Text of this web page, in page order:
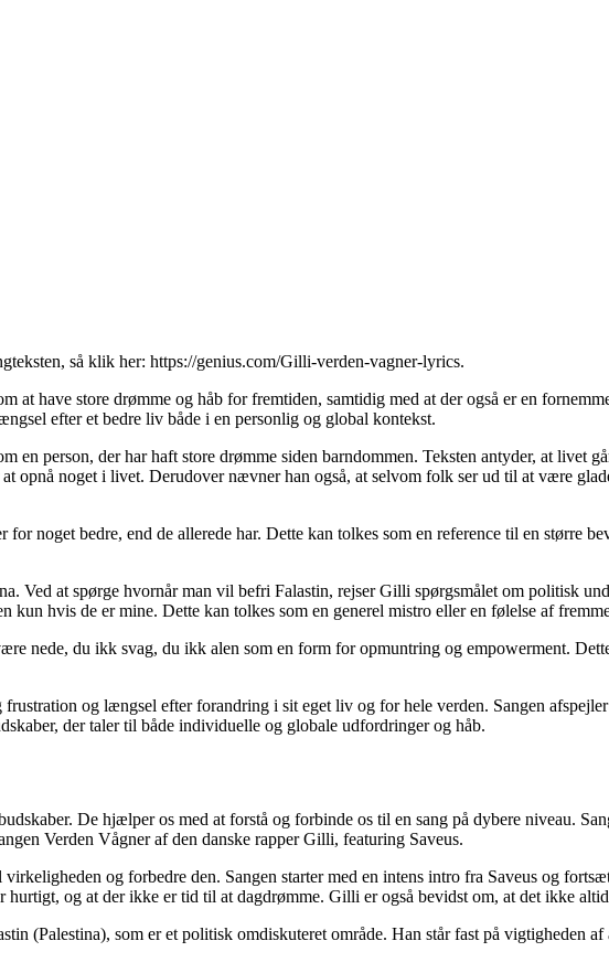
så klik her: https://genius.com/Gilli-verden-vagner-lyrics.
at have store drømme og håb for fremtiden, samtidig med at der også er en
efter et bedre liv både i en personlig og global kontekst.
en person, der har haft store drømme siden barndommen. Teksten antyder, at livet
opnå noget i livet. Derudover nævner han også, at selvom folk ser ud til at være
noget bedre, end de allerede har. Dette kan tolkes som en reference til en større
Ved at spørge hvornår man vil befri Falastin, rejser Gilli spørgsmålet om politisk
kun hvis de er mine. Dette kan tolkes som en generel mistro eller en følelse af
nede, du ikk svag, du ikk alen som en form for opmuntring og empowerment.
og længsel efter forandring i sit eget liv og for hele verden. Sangen
der taler til både individuelle og globale udfordringer og håb.
De hjælper os med at forstå og forbinde os til en sang på dybere niveau.
Verden Vågner af den danske rapper Gilli, featuring Saveus.
og forbedre den. Sangen starter med en intens intro fra Saveus og
og at der ikke er tid til at dagdrømme. Gilli er også bevidst om, at det ikke
(Palestina), som er et politisk omdiskuteret område. Han står fast på vigtigheden